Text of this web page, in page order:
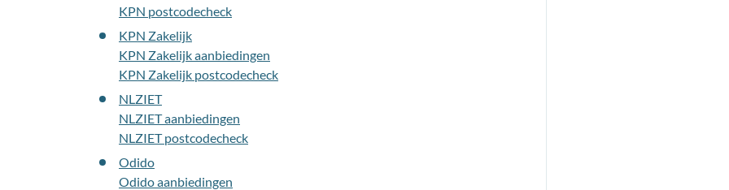
KPN postcodecheck
KPN Zakelijk
KPN Zakelijk aanbiedingen
KPN Zakelijk postcodecheck
NLZIET
NLZIET aanbiedingen
NLZIET postcodecheck
Odido
Odido aanbiedingen